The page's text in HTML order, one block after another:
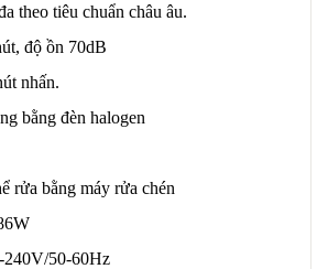
theo tiêu chuẩn châu âu.
độ ồn 70dB
nhấn.
bằng đèn halogen
rửa bằng máy rửa chén
240V/50-60Hz